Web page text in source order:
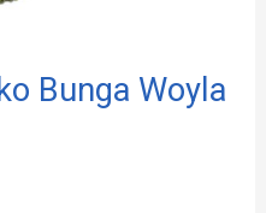
Bunga Woyla